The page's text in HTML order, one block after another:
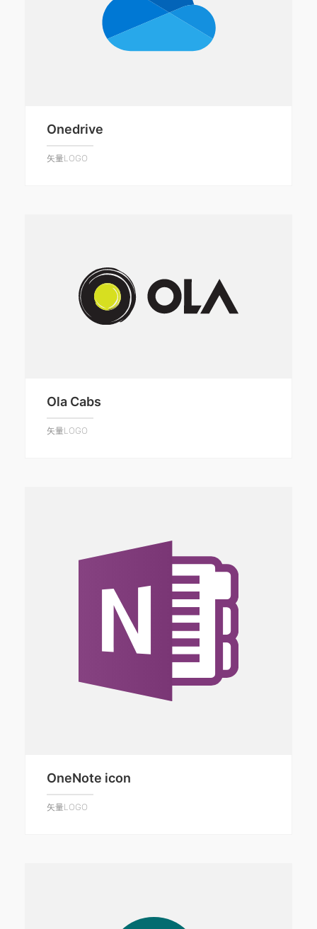
Onedrive
矢量LOGO
Ola Cabs
矢量LOGO
OneNote icon
矢量LOGO